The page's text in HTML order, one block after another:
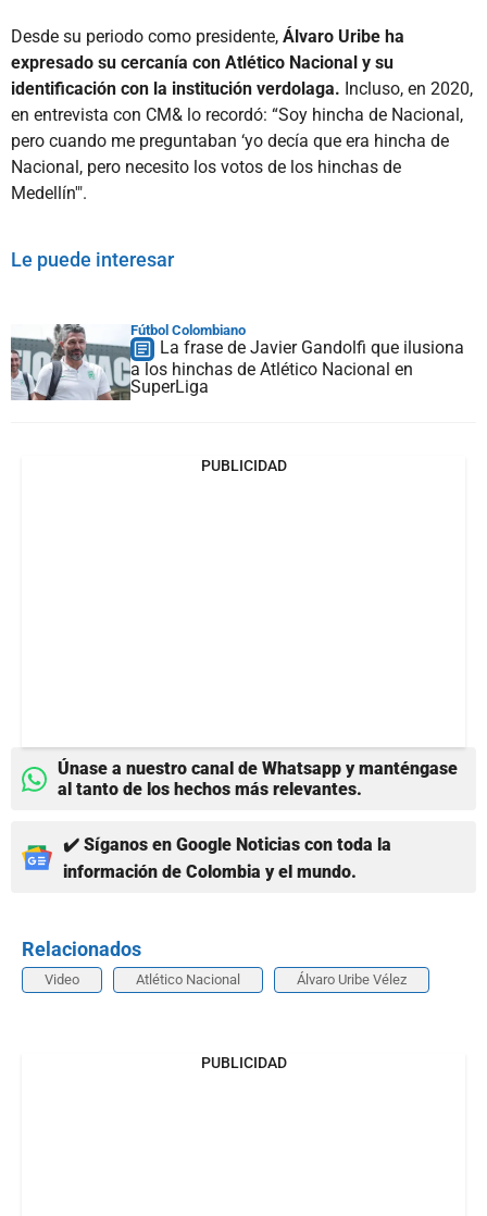
Desde su periodo como presidente, Álvaro Uribe ha
expresado su cercanía con Atlético Nacional y su
identificación con la institución verdolaga. Incluso, en 2020,
en entrevista con CM& lo recordó: “Soy hincha de Nacional,
pero cuando me preguntaban ‘yo decía que era hincha de
Nacional, pero necesito los votos de los hinchas de
Medellín'".
Le puede interesar
Fútbol Colombiano
La frase de Javier Gandolfi que ilusiona
a los hinchas de Atlético Nacional en
SuperLiga
PUBLICIDAD
Únase a nuestro canal de Whatsapp y manténgase
al tanto de los hechos más relevantes.
✔️ Síganos en Google Noticias con toda la
información de Colombia y el mundo.
Relacionados
Video Atlético Nacional Álvaro Uribe Vélez
PUBLICIDAD